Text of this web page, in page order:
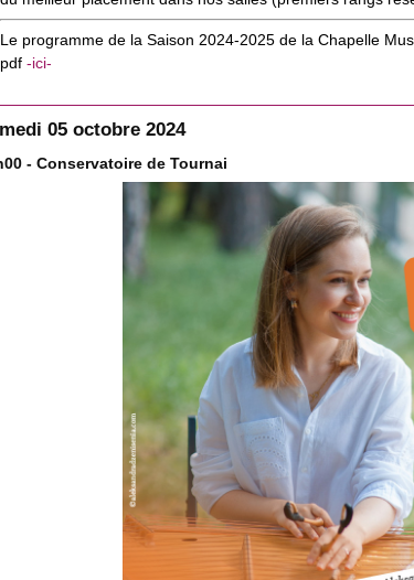
Le programme de la Saison 2024-2025 de la Chapelle
pdf -ici-
05 octobre 2024
- Conservatoire de Tournai